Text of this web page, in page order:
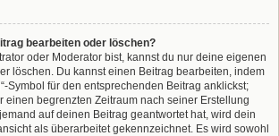
bearbeiten oder löschen?
oder Moderator bist, kannst du nur deine eigenen
löschen. Du kannst einen Beitrag bearbeiten, indem
Symbol für den entsprechenden Beitrag anklickst;
einen begrenzten Zeitraum nach seiner Erstellung
auf deinen Beitrag geantwortet hat, wird dein
als überarbeitet gekennzeichnet. Es wird sowohl